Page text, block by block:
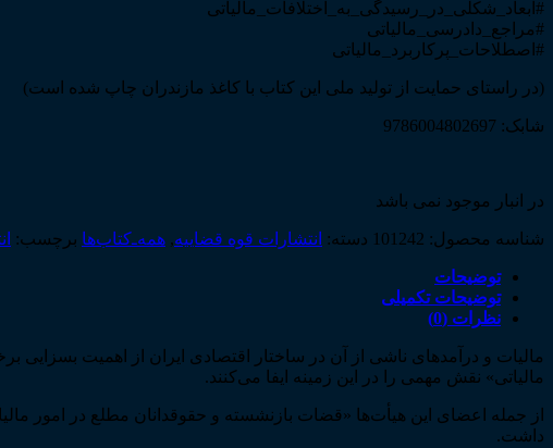
#ابعاد_شکلی_در_رسیدگی_به_اختلافات_مالیاتی
#مراجع_دادرسی_مالیاتی
#اصطلاحات_پرکاربرد_مالیاتی
(در راستای حمایت از تولید ملی این کتاب با کاغذ مازندران چاپ شده است)
شابک: 9786004802697
در انبار موجود نمی باشد
شناسه محصول: 101242 دسته: انتشارات قوه قضاییه, همه‌ـ‌کتاب‌ها برچسب:
توضیحات
توضیحات تکمیلی
نظرات (0)
مالیات و درآمدهای ناشی از آن در ساختار اقتصادی ایران از اهمیت
مالیاتی» نقش مهمی را در این زمینه ایفا می‌کنند.
از جمله اعضای این هیأت‌ها «قضات بازنشسته و حقوقدانان مطلع در امور
داشت.